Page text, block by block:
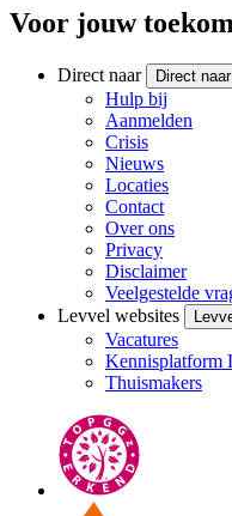
Voor jouw
Direct naar Direct naar
Hulp bij
Aanmelden
Crisis
Nieuws
Locaties
Contact
Over ons
Privacy
Disclaimer
Veelgestelde
Levvel websites
Vacatures
Kennisplatform
Thuismakers